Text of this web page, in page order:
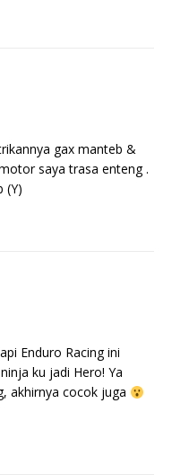
gax manteb &
saya trasa enteng .
(Y)
Enduro Racing ini
ku jadi Hero! Ya
akhirnya cocok juga